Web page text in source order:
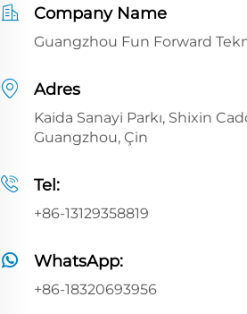
Company Name
Guangzhou Fun Forward
Adres
Kaida Sanayi Parkı, Shixin
Guangzhou, Çin
Tel:
+86-13129358819
WhatsApp:
+86-18320693956